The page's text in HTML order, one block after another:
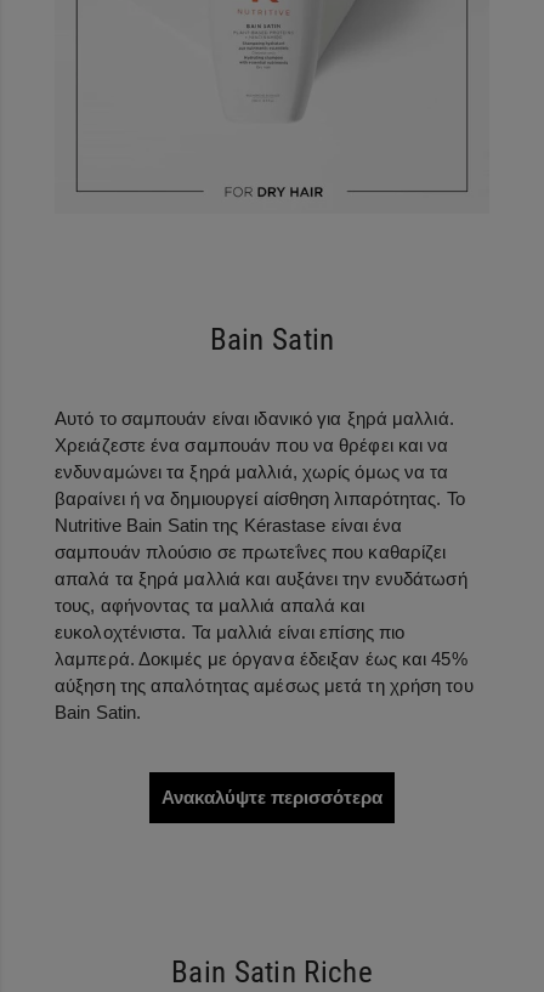
Bain Satin
Αυτό το σαμπουάν είναι ιδανικό για ξηρά μαλλιά.
Χρειάζεστε ένα σαμπουάν που να θρέφει και να
ενδυναμώνει τα ξηρά μαλλιά, χωρίς όμως να τα
βαραίνει ή να δημιουργεί αίσθηση λιπαρότητας. Το
Nutritive Bain Satin της Kérastase είναι ένα
σαμπουάν πλούσιο σε πρωτεΐνες που καθαρίζει
απαλά τα ξηρά μαλλιά και αυξάνει την ενυδάτωσή
τους, αφήνοντας τα μαλλιά απαλά και
ευκολοχτένιστα. Τα μαλλιά είναι επίσης πιο
λαμπερά. Δοκιμές με όργανα έδειξαν έως και 45%
αύξηση της απαλότητας αμέσως μετά τη χρήση του
Bain Satin.
Ανακαλύψτε περισσότερα
Bain Satin Riche